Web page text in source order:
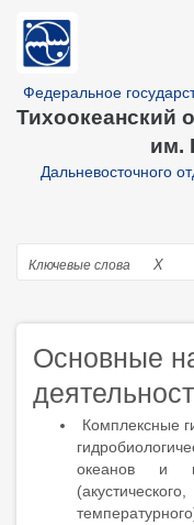
основному
Федеральное
Тихоокеанский
им.
Дальневосточного
Поиск
X
Основные
Комплексные
океанов и